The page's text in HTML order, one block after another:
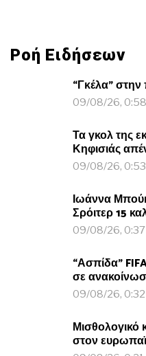
Ροή Ειδήσεων
“Γκέλα”
09/08/26, 0:58
Τα γκολ της
Κηφισιάς
09/08/26, 0:53
Ιωάννα
Σρόιτερ 15
09/08/26, 0:37
“Ασπίδα”
σε
09/08/26, 0:32
Μισθολογικό
στον